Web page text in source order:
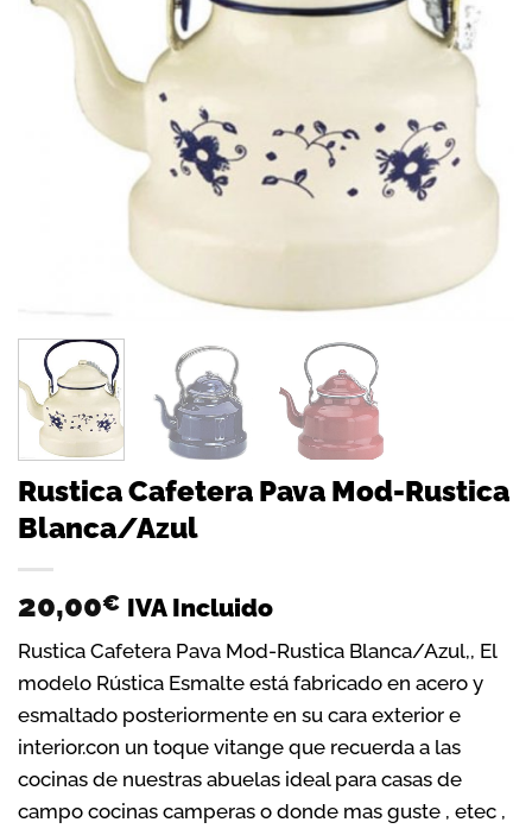
Rustica Cafetera Pava Mod-Rustica
Blanca/Azul
20,00€ IVA Incluido
Rustica Cafetera Pava Mod-Rustica Blanca/Azul,, El
modelo Rústica Esmalte está fabricado en acero y
esmaltado posteriormente en su cara exterior e
interior.con un toque vitange que recuerda a las
cocinas de nuestras abuelas ideal para casas de
campo cocinas camperas o donde mas guste , etec ,